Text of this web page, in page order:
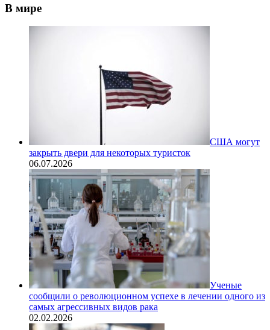
В мире
США могут
закрыть двери для некоторых туристок
06.07.2026
Ученые
сообщили о революционном успехе в лечении одного из
самых агрессивных видов рака
02.02.2026